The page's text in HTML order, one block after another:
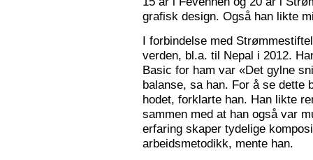
grafisk design. Også han likte
I forbindelse med
verden, bl.a. til Nepal i 2012.
Basic for ham var «Det gylne
balanse, sa han. For å se dette
hodet, forklarte han. Han likte
sammen med at han også var
erfaring skaper tydelige
arbeidsmetodikk, mente han.